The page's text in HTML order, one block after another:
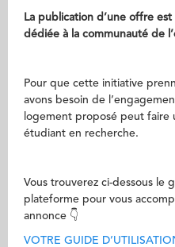
La publication d’une offre
dédiée à la communauté de
Pour que cette initiative
avons besoin de
logement proposé peut faire
étudiant en recherche.
Vous trouverez ci-dessous le
plateforme pour vous
annonce 👇
VOTRE GUIDE